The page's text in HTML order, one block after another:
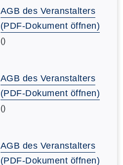
AGB des Veranstalters
(PDF-Dokument öffnen)
()
AGB des Veranstalters
(PDF-Dokument öffnen)
()
AGB des Veranstalters
(PDF-Dokument öffnen)